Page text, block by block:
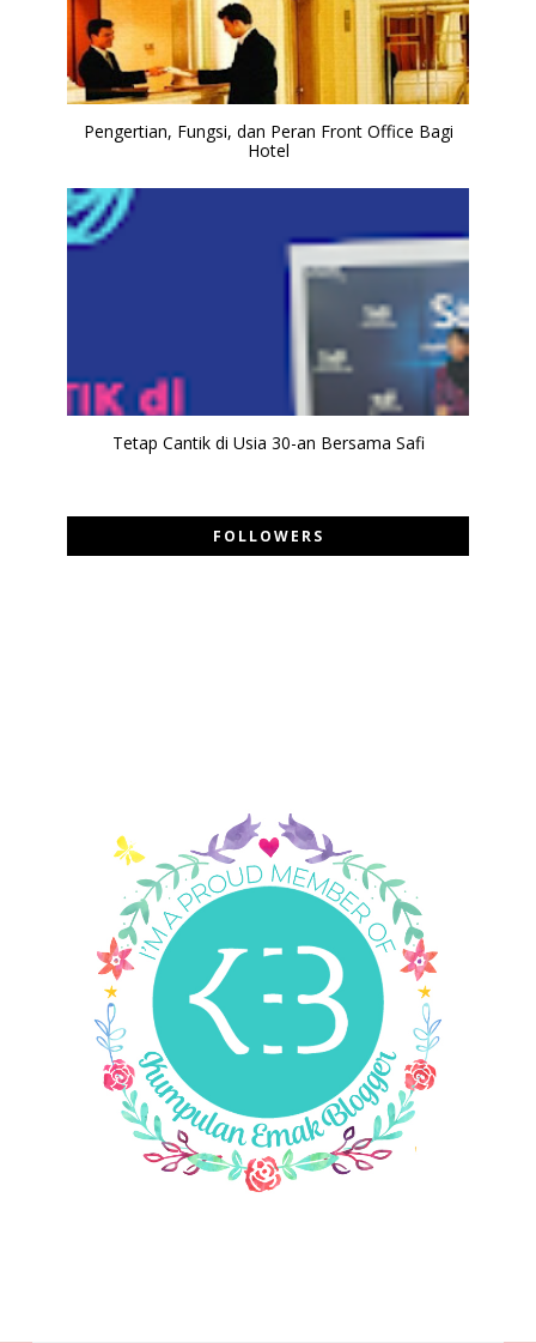
Pengertian, Fungsi, dan Peran Front Office Bagi
Hotel
Tetap Cantik di Usia 30-an Bersama Safi
FOLLOWERS